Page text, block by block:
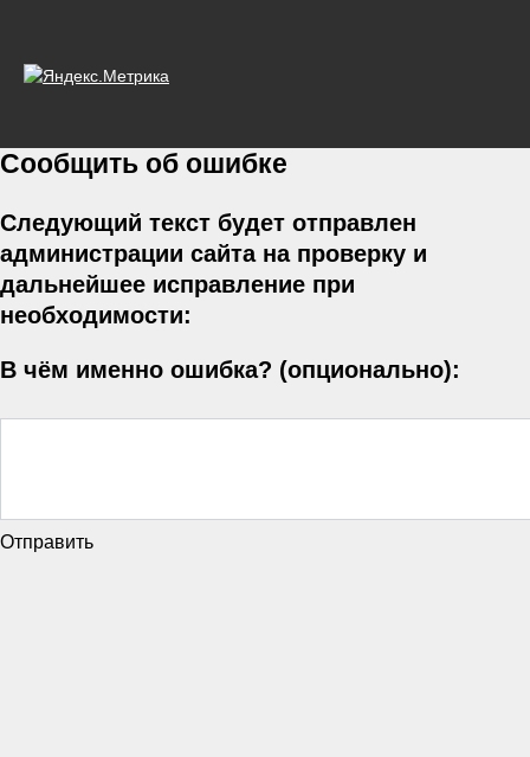
Сообщить об ошибке
Следующий текст будет отправлен
администрации сайта на проверку и
дальнейшее исправление при
необходимости:
В чём именно ошибка? (опционально):
Отправить